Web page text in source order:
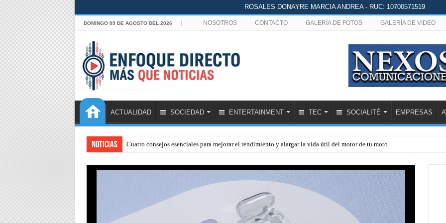
ROSALES DONAYRE MARCIA ANDREA - RUC: 10700571519
DOMINGO 09 DE AGOSTO DEL 2026 NOSOTROS CONTACTO GALERÍA DE FOTOS GALERÍA DE VIDEO
ACTUALIDAD SOCIEDAD ENTERTAINMENT TEC SOCIALITÉ EMPRESAS
Noticias Cuatro consejos esenciales para mejorar el rendimiento y alargar la vida útil del motor de tu moto